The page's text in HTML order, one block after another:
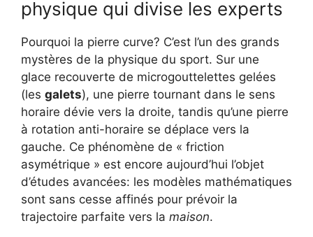
physique qui divise les experts
Pourquoi la pierre curve? C’est l’un des grands
mystères de la physique du sport. Sur une
glace recouverte de microgouttelettes gelées
(les galets), une pierre tournant dans le sens
horaire dévie vers la droite, tandis qu’une pierre
à rotation anti-horaire se déplace vers la
gauche. Ce phénomène de « friction
asymétrique » est encore aujourd’hui l’objet
d’études avancées: les modèles mathématiques
sont sans cesse affinés pour prévoir la
trajectoire parfaite vers la maison.